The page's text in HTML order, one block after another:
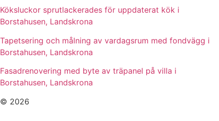
Köksluckor sprutlackerades för uppdaterat kök i
Borstahusen, Landskrona
Tapetsering och målning av vardagsrum med fondvägg i
Borstahusen, Landskrona
Fasadrenovering med byte av träpanel på villa i
Borstahusen, Landskrona
© 2026